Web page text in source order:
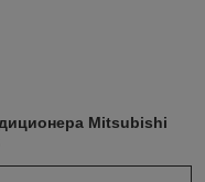
Mitsubishi